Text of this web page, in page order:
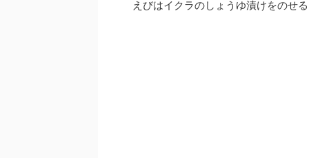
えびはイクラのしょうゆ漬けをのせ